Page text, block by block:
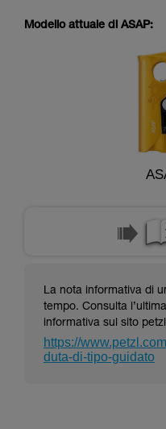
La padronanza
Verificate con un
capacità di rifare
sicurezza, prima
Forniamo
attività. Ne
vengono qui
Modello attuale di ASAP:
La nota informativa di
tempo. Consulta
informativa sul sito
https://
duta-di-tipo-guidato